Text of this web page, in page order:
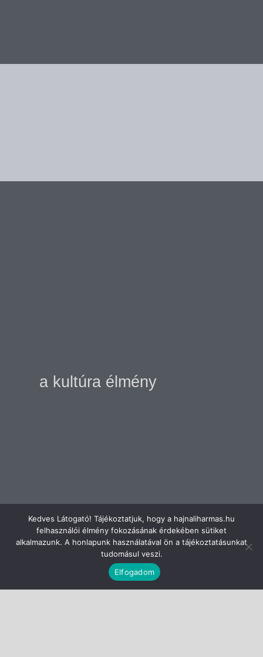
a kultúra élmény
Kedves Látogató! Tájékoztatjuk, hogy a hajnaliharmas.hu
felhasználói élmény fokozásának érdekében sütiket
alkalmazunk. A honlapunk használatával ön a tájékoztatásunkat
tudomásul veszi.
Elfogadom